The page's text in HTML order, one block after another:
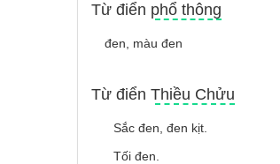
Từ điển phổ thông
đen, màu đen
Từ điển Thiều Chửu
Sắc đen, đen kịt.
Tối đen.